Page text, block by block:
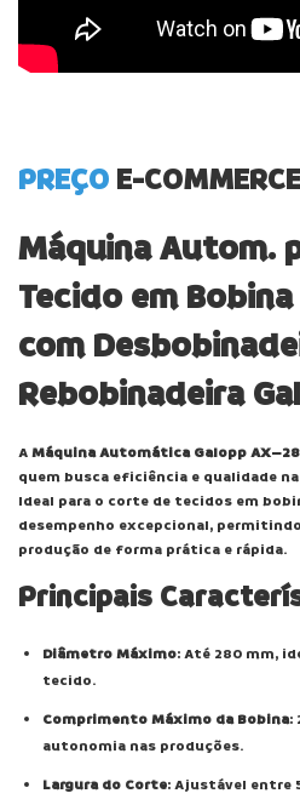
PREÇO E-COMMERCE
Máquina Autom.
Tecido em
com
Rebobinadeira
AMáquina Automática Galopp
quem busca eficiência e qualidade
Ideal para o corte de tecidos em
desempenho excepcional,
produção de forma prática e rápida.
Principais
Diâmetro Máximo: Até 280 mm,
tecido.
Comprimento Máximo da Bobina:
autonomia nas produções.
Largura do Corte: Ajustável entre